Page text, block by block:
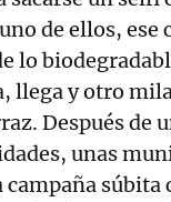
de ellos, ese
lo
llega y otro
Después de
unas
campaña súbita